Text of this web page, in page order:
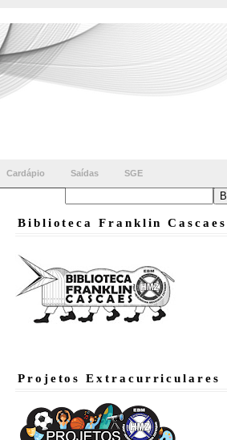
Cardápio Saídas SGE
Biblioteca Franklin Cascaes
Projetos Extracurriculares